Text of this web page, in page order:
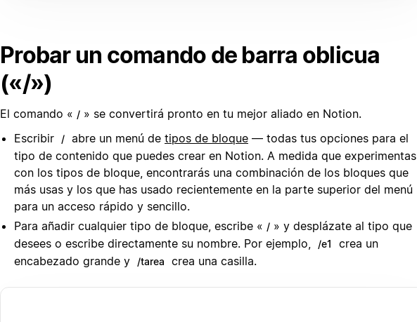
Probar un comando de barra oblicua
(«/»)
El comando « / » se convertirá pronto en tu mejor aliado en Notion.
Escribir
/ abre un menú de tipos de bloque — todas tus opciones para el
tipo de contenido que puedes crear en Notion. A medida que experimentas
con los tipos de bloque, encontrarás una combinación de los bloques que
más usas y los que has usado recientemente en la parte superior del menú
para un acceso rápido y sencillo.
Para añadir cualquier tipo de bloque, escribe « / » y desplázate al tipo que
desees o escribe directamente su nombre. Por ejemplo,
/e1
crea un
encabezado grande y
/tarea crea una casilla.